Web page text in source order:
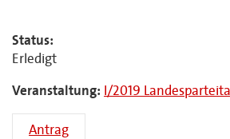
Status:
Erledigt
Veranstaltung: I/2019
Antrag